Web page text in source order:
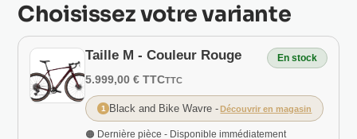
Choisissez votre variante
Taille M - Couleur Rouge En stock
5.999,00 € TTCTTC
1 Black and Bike Wavre - Découvrir en magasin
🟠 Dernière pièce - Disponible immédiatement